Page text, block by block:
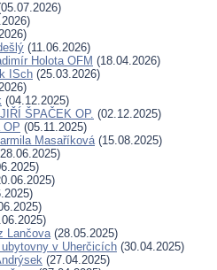
(11.06.2026)
Holota OFM (18.04.2026)
ISch (25.03.2026)
(04.12.2025)
ŠPAČEK OP. (02.12.2025)
OP (05.11.2025)
Masaříková(15.08.2025)
Lančova(28.05.2025)
v Uherčicích (30.04.2025)
(27.04.2025)